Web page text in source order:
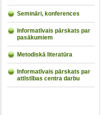
Semināri, konferences
Informatīvais pārskats par
pasākumiem
Metodiskā literatūra
Informatīvais pārskats par
attīstības centra darbu